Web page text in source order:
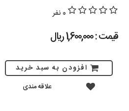
0 نفر
قیمت : 1,600,000 ريال
افزودن به سبد خرید
علاقه مندی